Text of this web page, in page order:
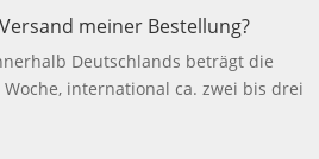
meiner Bestellung?
Deutschlands beträgt die
international ca. zwei bis drei